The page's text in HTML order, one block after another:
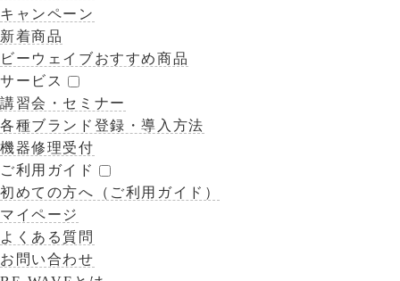
キャンペーン
新着商品
ビーウェイブおすすめ商品
サービス
講習会・セミナー
各種ブランド登録・導入方法
機器修理受付
ご利用ガイド
初めての方へ（ご利用ガイド）
マイページ
よくある質問
お問い合わせ